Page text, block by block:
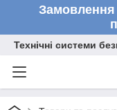
Замовлення
Технічні системи